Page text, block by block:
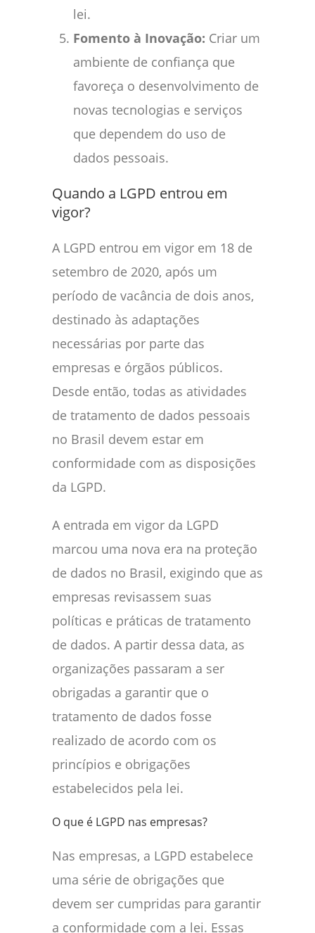
lei.
Fomento à Inovação: Criar um
ambiente de confiança que
favoreça o desenvolvimento de
novas tecnologias e serviços
que dependem do uso de
dados pessoais.
Quando a LGPD entrou em
vigor?
A LGPD entrou em vigor em 18 de
setembro de 2020, após um
período de vacância de dois anos,
destinado às adaptações
necessárias por parte das
empresas e órgãos públicos.
Desde então, todas as atividades
de tratamento de dados pessoais
no Brasil devem estar em
conformidade com as disposições
da LGPD.
A entrada em vigor da LGPD
marcou uma nova era na proteção
de dados no Brasil, exigindo que as
empresas revisassem suas
políticas e práticas de tratamento
de dados. A partir dessa data, as
organizações passaram a ser
obrigadas a garantir que o
tratamento de dados fosse
realizado de acordo com os
princípios e obrigações
estabelecidos pela lei.
O que é LGPD nas empresas?
Nas empresas, a LGPD estabelece
uma série de obrigações que
devem ser cumpridas para garantir
a conformidade com a lei. Essas